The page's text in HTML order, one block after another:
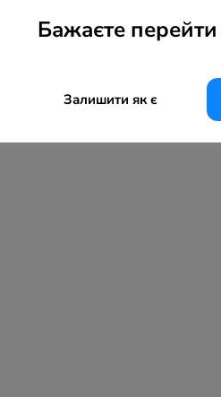
Бажаєте перейти
Залишити як є